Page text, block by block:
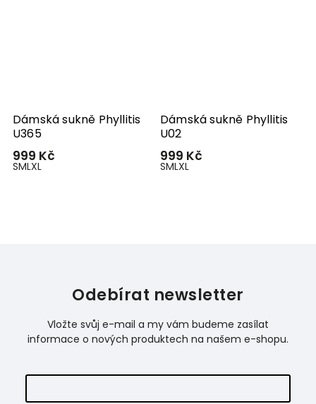
Dámská sukně Phyllitis
U365
999 Kč
SMLXL
Dámská sukně Phyllitis
U02
999 Kč
SMLXL
Odebírat newsletter
Vložte svůj e-mail a my vám budeme zasílat
informace o nových produktech na našem e-shopu.